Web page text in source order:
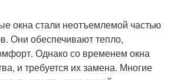
окна стали неотъемлемой частью
Они обеспечивают тепло,
Однако со временем окна
и требуется их замена. Многие